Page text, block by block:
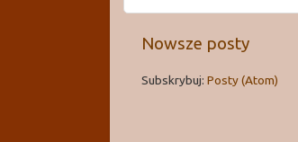
Nowsze posty
Subskrybuj: Posty (Atom)